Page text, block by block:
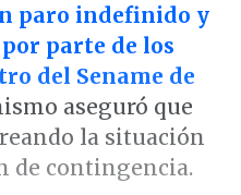
paro indefinido y
parte de los
del Sename de
aseguró que
la situación
de contingencia.